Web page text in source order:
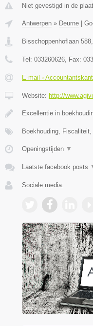
Niet gevestigd in de
Antwerpen » Deurne
Bisschoppenhoflaan 588,
Tel: 033260626, Fax:
E-mail ›
Website: http://
Excellentie in
Boekhouding,
Openingstijden ▼
Laatste facebook posts
Sociale media: